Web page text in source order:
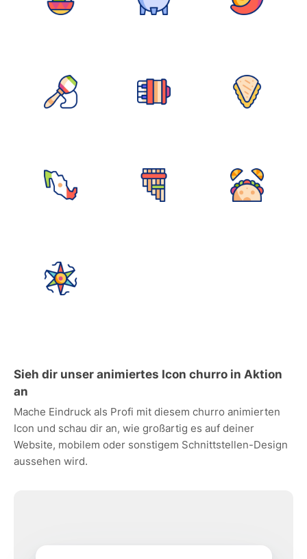
Sieh dir unser animiertes Icon churro in Aktion
an
Mache Eindruck als Profi mit diesem churro animierten
Icon und schau dir an, wie großartig es auf deiner
Website, mobilem oder sonstigem Schnittstellen-Design
aussehen wird.